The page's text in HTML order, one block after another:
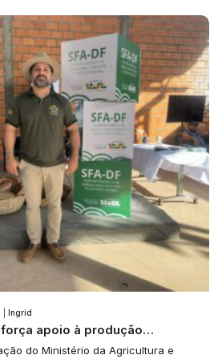
Ingrid
apoio à produção…
do Ministério da Agricultura e